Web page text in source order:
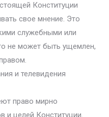
Конституции
свое мнение. Это
служебными или
не может быть ущемлен,
и телевидения
право мирно
и целей Конституции.